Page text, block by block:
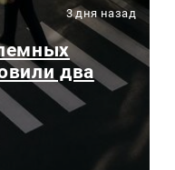
3 дня назад
два